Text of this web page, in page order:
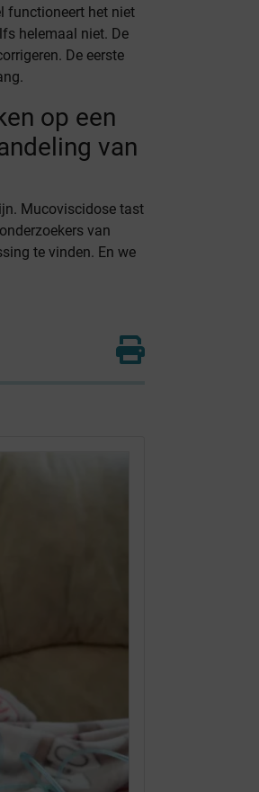
functioneert het niet
helemaal niet. De
De eerste
op een
van
Mucoviscidose tast
van
te vinden. En we